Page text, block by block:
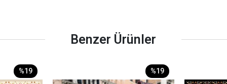
Benzer Ürünler
%19 %19